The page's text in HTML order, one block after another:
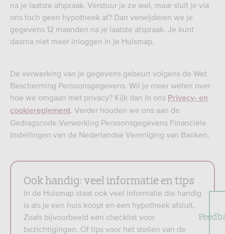
na je laatste afspraak. Verstuur je ze wel, maar sluit je via
ons toch geen hypotheek af? Dan verwijderen we je
gegevens 12 maanden na je laatste afspraak. Je kunt
daarna niet meer inloggen in je Huismap.
De verwerking van je gegevens gebeurt volgens de Wet
Bescherming Persoonsgegevens. Wil je meer weten over
hoe we omgaan met privacy? Kijk dan in ons Privacy- en
cookiereglement. Verder houden we ons aan de
Gedragscode Verwerking Persoonsgegevens Financiële
Instellingen van de Nederlandse Vereniging van Banken.
Ook handig: veel informatie en tips
In de Huismap staat ook veel informatie die handig
is als je een huis koopt en een hypotheek afsluit.
Zoals bijvoorbeeld een checklist voor
bezichtigingen. Of tips voor het stellen van de